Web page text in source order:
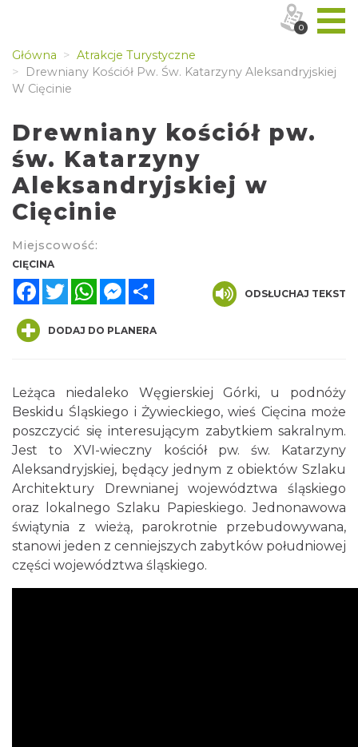
Główna
Atrakcje Turystyczne
Drewniany Kościół Pw. Św. Katarzyny Aleksandryjskiej
W Cięcinie
Drewniany kościół pw.
św. Katarzyny
Aleksandryjskiej w
Cięcinie
Miejscowość:
CIĘCINA
FacebookTwitterWhatsAppMessenger
ODSŁUCHAJ TEKST
DODAJ DO PLANERA
Leżąca niedaleko Węgierskiej Górki, u podnóży
Beskidu Śląskiego i Żywieckiego, wieś Cięcina może
poszczycić się interesującym zabytkiem sakralnym.
Jest to XVI-wieczny kościół pw. św. Katarzyny
Aleksandryjskiej, będący jednym z obiektów Szlaku
Architektury Drewnianej województwa śląskiego
oraz lokalnego Szlaku Papieskiego. Jednonawowa
świątynia z wieżą, parokrotnie przebudowywana,
stanowi jeden z cenniejszych zabytków południowej
części województwa śląskiego.
0